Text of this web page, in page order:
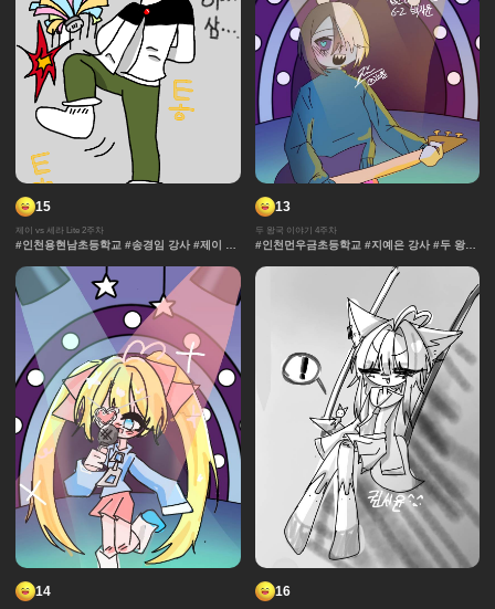
15
제이 vs 세라 Lite 2주차
#인천용현남초등학교 #송경임 강사 #제이 vs
#컷만화 #데포르메 #훈련 #보석 #창작 디자
인 #체육 #제이 #대결 #댄스
13
두 왕국 이야기 4주차
#인천먼우금초등학교 #지예은 강사 #두 왕국
물 #보석 #채색기법 #왕국
14 16